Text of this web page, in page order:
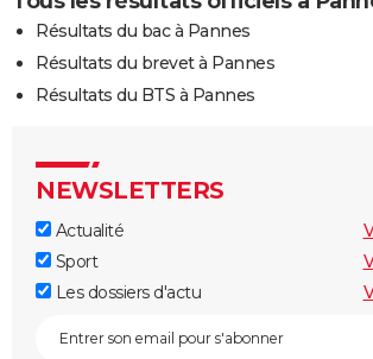
Résultats du bac à Pannes
Résultats du brevet à Pannes
Résultats du BTS à Pannes
NEWSLETTERS
Actualité
Sport
Les dossiers d'actu